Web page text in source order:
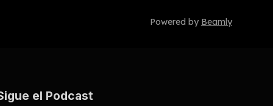
Powered by Beamly
el Podcast